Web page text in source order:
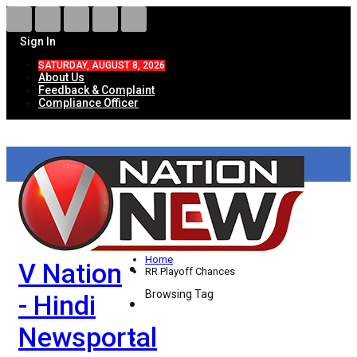
Sign In
SATURDAY, AUGUST 8, 2026
About Us
Feedback & Complaint
Compliance Officer
V Nation
- Hindi
Newsportal
HOME
ताज़ा खबरें
देश
विदेश
राज्य
Home
RR Playoff Chances
Browsing Tag